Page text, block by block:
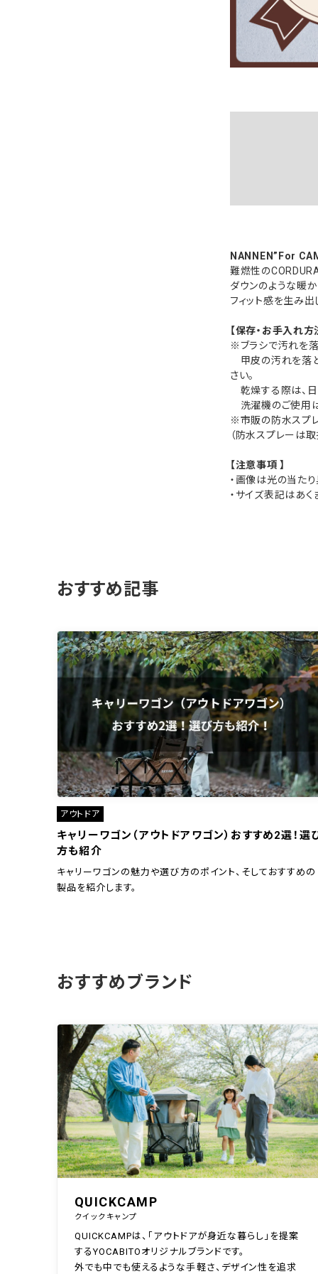
NANNEN”For
難燃性の
ダウンのような暖
フィット感を生み出
【保存・お手入れ方
※ブラシで汚れを落
甲皮の汚れを落と
さい。
乾燥する際は、日
洗濯機のご使用
※市販の防水スプレ
（防水スプレーは
【注意事項 】
・画像は光の当た
・サイズ表記はあく
おすすめ記事
アウトドア
キャリーワゴン（アウトドアワゴン）おすすめ2選！選
方も紹介
キャリーワゴンの魅力や選び方のポイント、そしておすすめの
製品を紹介します。
おすすめブランド
QUICKCAMP
クイックキャンプ
QUICKCAMPは、「アウトドアが身近な暮らし」を提案
するYOCABITOオリジナルブランドです。
外でも中でも使えるような手軽さ、デザイン性を追求